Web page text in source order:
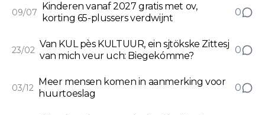
09/07
Kinderen vanaf 2027 gratis met ov,
korting 65-plussers verdwijnt
0
23/02
Van KUL pès KULTUUR, ein sjtökske Zittesj
van mich veur uch: Biegekómme?
0
03/12
Meer mensen komen in aanmerking voor
huurtoeslag
0